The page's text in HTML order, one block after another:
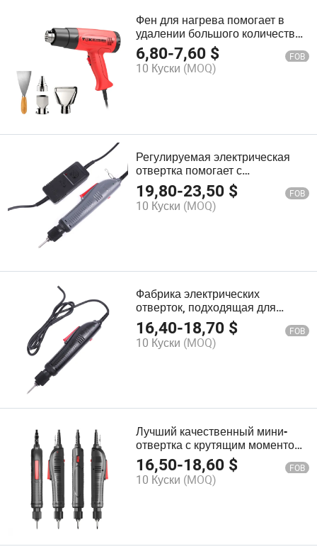
Фен для нагрева помогает в
удалении большого количества
ламинированных плиток Hg6618
6,80-7,60 $ FOB
10 Куски (MOQ)
Регулируемая электрическая
отвертка помогает с
небольшими механическими
проектами PS407
19,80-23,50 $ FOB
10 Куски (MOQ)
Фабрика электрических
отверток, подходящая для
ремонта поврежденного
электронного оборудования
pH515
16,40-18,70 $ FOB
10 Куски (MOQ)
Лучший качественный мини-
отвертка с крутящим моментом,
малый источник питания, мини-
электрическая отвертка pH525
16,50-18,60 $ FOB
10 Куски (MOQ)